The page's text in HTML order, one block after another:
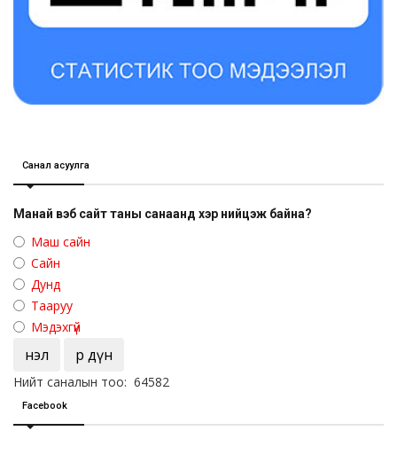
Санал асуулга
Манай вэб сайт таны санаанд хэр нийцэж байна?
Маш сайн
Сайн
Дунд
Тааруу
Мэдэхгүй
Үнэл Үр дүн
Нийт саналын тоо: 64582
Facebook